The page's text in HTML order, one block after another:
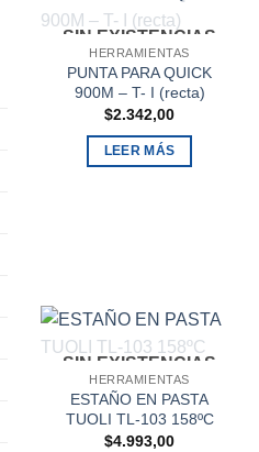
SIN EXISTENCIAS
HERRAMIENTAS
PUNTA PARA QUICK
900M – T- I (recta)
$2.342,00
LEER MÁS
SIN EXISTENCIAS
HERRAMIENTAS
ESTAÑO EN PASTA
TUOLI TL-103 158ºC
$4.993,00